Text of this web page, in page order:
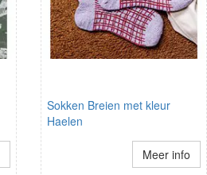
Sokken Breien met kleur
Haelen
Meer info